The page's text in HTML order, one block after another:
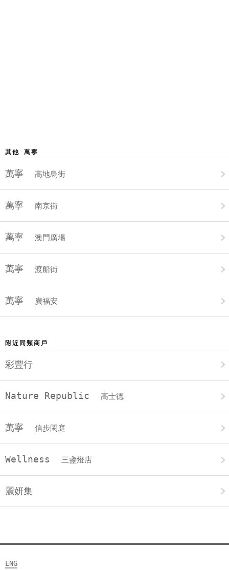
其他 萬寧
萬寧 高地烏街
萬寧 南京街
萬寧 澳門廣場
萬寧 渡船街
萬寧 廣福安
附近同類商戶
彩豐行
Nature Republic 高士德
萬寧 信步閑庭
Wellness 三盞燈店
麗妍集
ENG